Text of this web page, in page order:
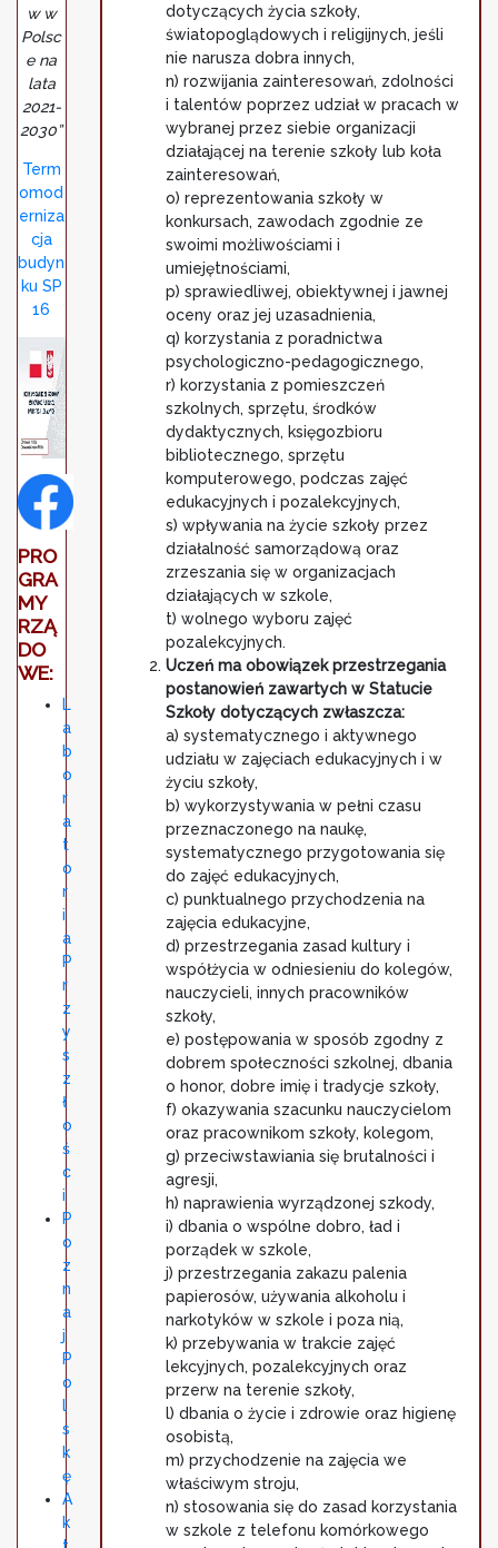
w w
Polsc
e na
lata
2021-
2030”
Term
omod
erniza
cja
budyn
ku SP
16
PRO
GRA
MY
RZĄ
DO
WE:
L
a
b
o
r
a
t
o
r
i
a
P
r
z
y
s
z
ł
o
ś
c
i
P
o
z
n
a
j
P
o
l
s
k
ę
A
k
dotyczących życia szkoły,
światopoglądowych i religijnych, jeśli
nie narusza dobra innych,
n) rozwijania zainteresowań, zdolności
i talentów poprzez udział w pracach w
wybranej przez siebie organizacji
działającej na terenie szkoły lub koła
zainteresowań,
o) reprezentowania szkoły w
konkursach, zawodach zgodnie ze
swoimi możliwościami i
umiejętnościami,
p) sprawiedliwej, obiektywnej i jawnej
oceny oraz jej uzasadnienia,
q) korzystania z poradnictwa
psychologiczno-pedagogicznego,
r) korzystania z pomieszczeń
szkolnych, sprzętu, środków
dydaktycznych, księgozbioru
bibliotecznego, sprzętu
komputerowego, podczas zajęć
edukacyjnych i pozalekcyjnych,
s) wpływania na życie szkoły przez
działalność samorządową oraz
zrzeszania się w organizacjach
działających w szkole,
t) wolnego wyboru zajęć
pozalekcyjnych.
Uczeń ma obowiązek przestrzegania
postanowień zawartych w Statucie
Szkoły dotyczących zwłaszcza:
a) systematycznego i aktywnego
udziału w zajęciach edukacyjnych i w
życiu szkoły,
b) wykorzystywania w pełni czasu
przeznaczonego na naukę,
systematycznego przygotowania się
do zajęć edukacyjnych,
c) punktualnego przychodzenia na
zajęcia edukacyjne,
d) przestrzegania zasad kultury i
współżycia w odniesieniu do kolegów,
nauczycieli, innych pracowników
szkoły,
e) postępowania w sposób zgodny z
dobrem społeczności szkolnej, dbania
o honor, dobre imię i tradycje szkoły,
f) okazywania szacunku nauczycielom
oraz pracownikom szkoły, kolegom,
g) przeciwstawiania się brutalności i
agresji,
h) naprawienia wyrządzonej szkody,
i) dbania o wspólne dobro, ład i
porządek w szkole,
j) przestrzegania zakazu palenia
papierosów, używania alkoholu i
narkotyków w szkole i poza nią,
k) przebywania w trakcie zajęć
lekcyjnych, pozalekcyjnych oraz
przerw na terenie szkoły,
l) dbania o życie i zdrowie oraz higienę
osobistą,
m) przychodzenie na zajęcia we
właściwym stroju,
n) stosowania się do zasad korzystania
w szkole z telefonu komórkowego